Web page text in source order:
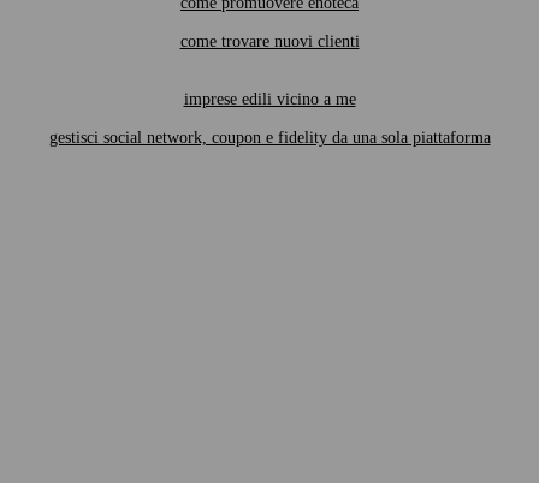
come trovare nuovi clienti
imprese edili vicino a me
gestisci social network, coupon e fidelity da una sola piattaforma